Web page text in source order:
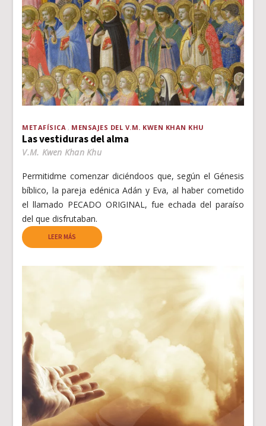
METAFÍSICA MENSAJES DEL V.M. KWEN KHAN KHU
Las vestiduras del alma
V.M. Kwen Khan Khu
Permitidme comenzar diciéndoos que, según el Génesis
bíblico, la pareja edénica Adán y Eva, al haber cometido
el llamado PECADO ORIGINAL, fue echada del paraíso
del que disfrutaban.
LEER MÁS